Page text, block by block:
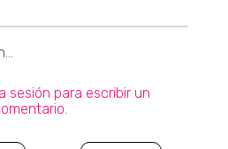
sesión para escribir un